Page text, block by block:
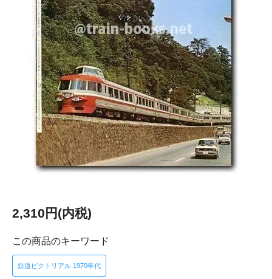
2,310円(内税)
この商品のキーワード
鉄道ピクトリアル 1970年代